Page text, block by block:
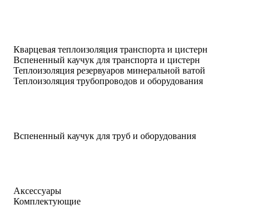
Кварцевая теплоизоляция транспорта и цистерн
Вспененный каучук для транспорта и цистерн
Теплоизоляция резервуаров минеральной ватой
Теплоизоляция трубопроводов и оборудования
Вспененный каучук для труб и оборудования
Аксессуары
Комплектующие